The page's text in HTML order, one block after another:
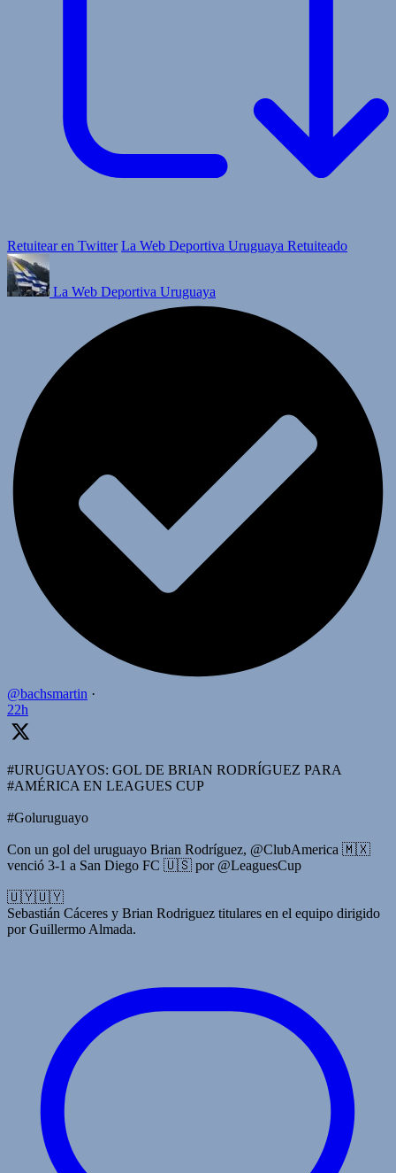
Retuitear en Twitter La Web Deportiva Uruguaya Retuiteado
La Web Deportiva Uruguaya
@bachsmartin ·
22h
#URUGUAYOS: GOL DE BRIAN RODRÍGUEZ PARA
#AMÉRICA EN LEAGUES CUP
#Goluruguayo
Con un gol del uruguayo Brian Rodríguez, @ClubAmerica 🇲🇽
venció 3-1 a San Diego FC 🇺🇸 por @LeaguesCup
🇺🇾🇺🇾
Sebastián Cáceres y Brian Rodriguez titulares en el equipo dirigido
por Guillermo Almada.